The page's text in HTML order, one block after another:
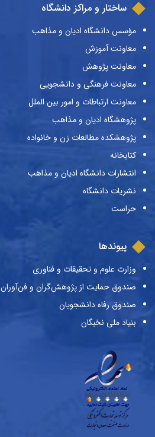
ساختار و مراکز دانشگاه
مؤسس دانشگاه ادیان و مذاهب
معاونت آموزش
معاونت پژوهش
معاونت فرهنگی و دانشجویی
معاونت ارتباطات و امور بین الملل
پژوهشگاه ادیان و مذاهب
پژوهشکده مطالعات زن و خانواده
کتابخانه
انتشارات دانشگاه ادیان و مذاهب
نشریات دانشگاه
حراست
پیوندها
وزارت علوم و تحقیقات و فناوری
صندوق حمایت از پژوهش‌گران و فن‌آوران
صندوق رفاه دانشجویان
بنیاد ملی نخبگان